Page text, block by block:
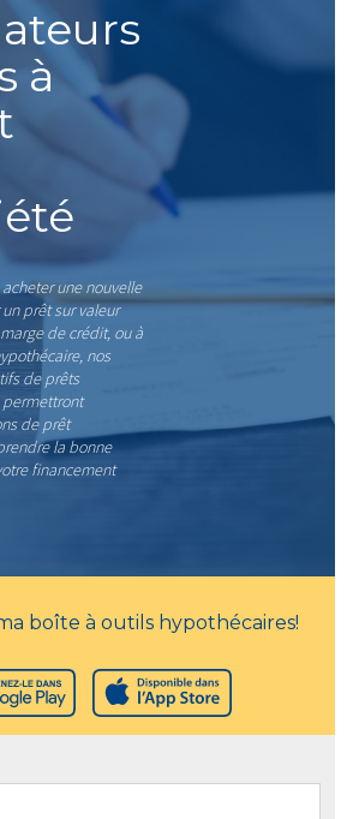
à
une nouvelle
prêt sur valeur
de crédit, ou à
nos
de prêts
permettront
de prêt
la bonne
financement
boîte à outils hypothécaires!